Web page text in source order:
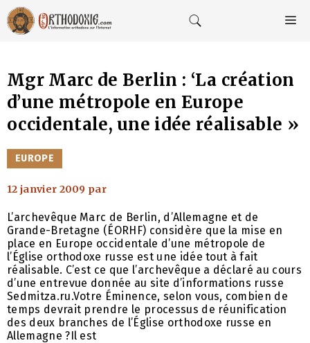
Aller
au
contenu
Mgr Marc de Berlin : ‘La création
d’une métropole en Europe
occidentale, une idée réalisable »
CATÉGORIES
EUROPE
12 janvier 2009 par
L’archevêque Marc de Berlin, d’Allemagne et de
Grande-Bretagne (ÉORHF) considère que la mise en
place en Europe occidentale d’une métropole de
l’Église orthodoxe russe est une idée tout à fait
réalisable. C’est ce que l’archevêque a déclaré au cours
d’une entrevue donnée au site d’informations russe
Sedmitza.ru.Votre Éminence, selon vous, combien de
temps devrait prendre le processus de réunification
des deux branches de l’Église orthodoxe russe en
Allemagne ?Il est